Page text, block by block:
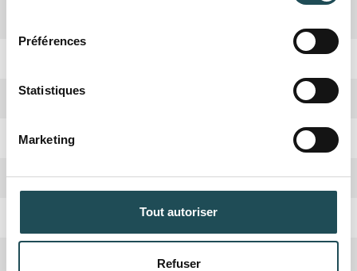
Préférences
Statistiques
Marketing
Tout autoriser
Refuser
Haute
Hauteur adulte 20-25 mètres
Taillage Novembre-Février, Juin-Août
Arbre nourricier Oiseaux
Nom du produit
Quantité désirée*
Commentaires
Nom du produit
Quantité désirée*
Commentaires